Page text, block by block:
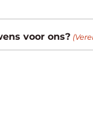
voor ons?